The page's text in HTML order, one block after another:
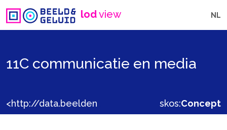
lodview NL
11C communicatie en media
skos:Concept